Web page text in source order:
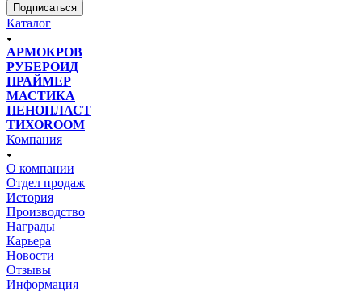
Подписаться
Каталог
АРМОКРОВ
РУБЕРОИД
ПРАЙМЕР
МАСТИКА
ПЕНОПЛАСТ
ТИХОROOM
Компания
О компании
Отдел продаж
История
Производство
Награды
Карьера
Новости
Отзывы
Информация